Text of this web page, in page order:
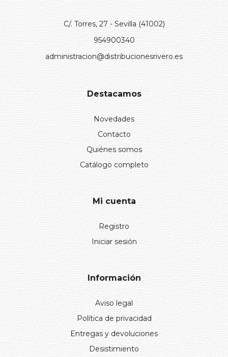
C/. Torres, 27 - Sevilla (41002)
954900340
administracion@distribucionesrivero.es
Destacamos
Novedades
Contacto
Quiénes somos
Catálogo completo
Mi cuenta
Registro
Iniciar sesión
Información
Aviso legal
Política de privacidad
Entregas y devoluciones
Desistimiento